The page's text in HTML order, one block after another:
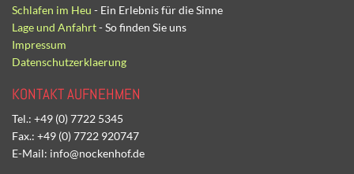
Schlafen im Heu - Ein Erlebnis für die Sinne
Lage und Anfahrt- So finden Sie uns
Impressum
Datenschutzerklaerung
KONTAKT AUFNEHMEN
Tel.: +49 (0) 7722 5345
Fax.: +49 (0) 7722 920747
E-Mail: info@nockenhof.de